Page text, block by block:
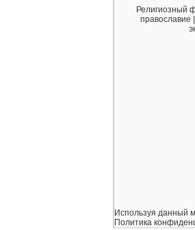
Религиозный
православие
Используя данный
Политика